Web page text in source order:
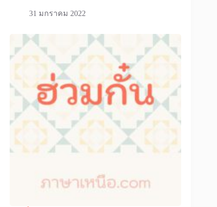
31 มกราคม 2022